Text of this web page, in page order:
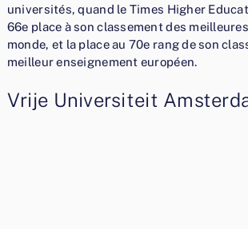
universités, quand le Times Higher
66e place à son classement des
monde, et la place au 70e rang de son
meilleur enseignement européen.
Vrije Universiteit